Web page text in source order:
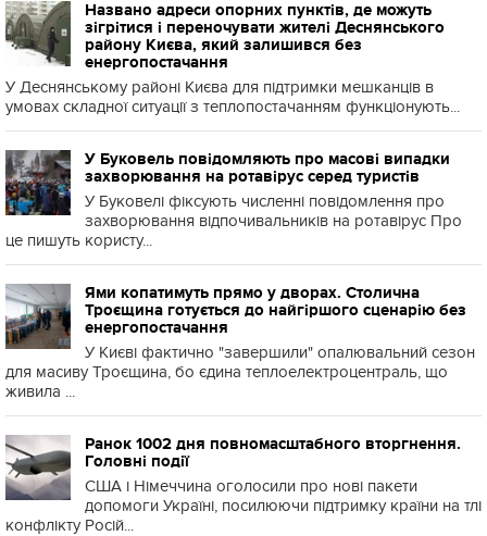
Названо адреси опорних пунктів, де можуть
зігрітися і переночувати жителі Деснянського
району Києва, який залишився без
енергопостачання
У Деснянському районі Києва для підтримки мешканців в
умовах складної ситуації з теплопостачанням функціонують...
У Буковель повідомляють про масові випадки
захворювання на ротавірус серед туристів
У Буковелі фіксують численні повідомлення про
захворювання відпочивальників на ротавірус Про
це пишуть користу...
Ями копатимуть прямо у дворах. Столична
Троєщина готується до найгіршого сценарію без
енергопостачання
У Києві фактично "завершили" опалювальний сезон
для масиву Троєщина, бо єдина теплоелектроцентраль, що
живила ...
Ранок 1002 дня повномасштабного вторгнення.
Головні події
США і Німеччина оголосили про нові пакети
допомоги Україні, посилюючи підтримку країни на тлі
конфлікту Росій...